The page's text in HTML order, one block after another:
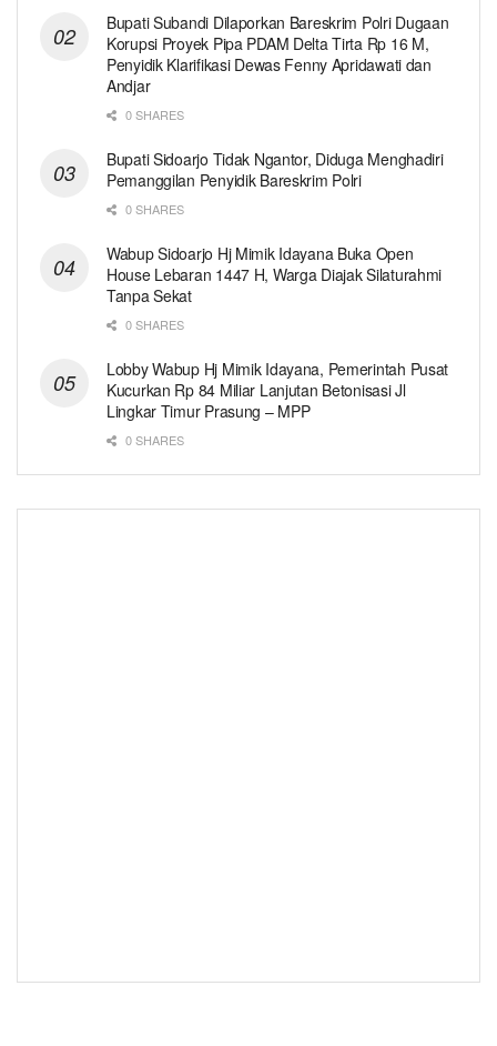
Bupati Subandi Dilaporkan Bareskrim Polri Dugaan
Korupsi Proyek Pipa PDAM Delta Tirta Rp 16 M,
Penyidik Klarifikasi Dewas Fenny Apridawati dan
Andjar
0 SHARES
Bupati Sidoarjo Tidak Ngantor, Diduga Menghadiri
Pemanggilan Penyidik Bareskrim Polri
0 SHARES
Wabup Sidoarjo Hj Mimik Idayana Buka Open
House Lebaran 1447 H, Warga Diajak Silaturahmi
Tanpa Sekat
0 SHARES
Lobby Wabup Hj Mimik Idayana, Pemerintah Pusat
Kucurkan Rp 84 Miliar Lanjutan Betonisasi Jl
Lingkar Timur Prasung – MPP
0 SHARES